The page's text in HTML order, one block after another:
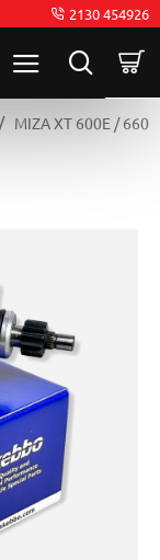
2130 454926
ΜΙΖΑ XT 600E / 660